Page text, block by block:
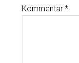
Kommentar *